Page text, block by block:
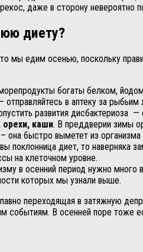
даже в сторону
диету?
мы едим осенью, поскольку
богаты белком,
в аптеку за
развития дисбактериоза
каши. В преддверии зимы
она быстро выметет из
поклонница диет, то наверняка
на клеточном уровне.
в осенний период нужно
которых мы узнали выше.
переходящая в затяжную
событиям. В осенней поре тоже